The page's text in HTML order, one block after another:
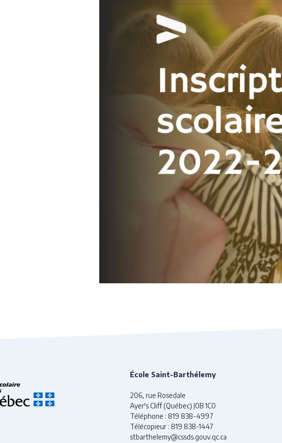
École Saint-Barthélemy
206, rue Rosedale
Ayer's Cliff (Québec) J0B 1C0
Téléphone : 819 838-4997
Télécopieur : 819 838-1447
stbarthelemy@cssds.gouv.qc.ca